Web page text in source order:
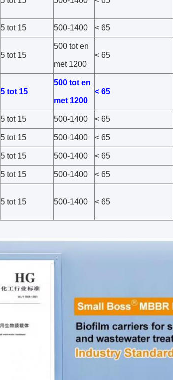
5 tot 15 500-1400 < 65
5 tot 15
500 tot en
met 1200
< 65
5 tot 15
500 tot en
met 1200
< 65
5 tot 15 500-1400 < 65
5 tot 15 500-1400 < 65
5 tot 15 500-1400 < 65
5 tot 15 500-1400 < 65
5 tot 15 500-1400 < 65